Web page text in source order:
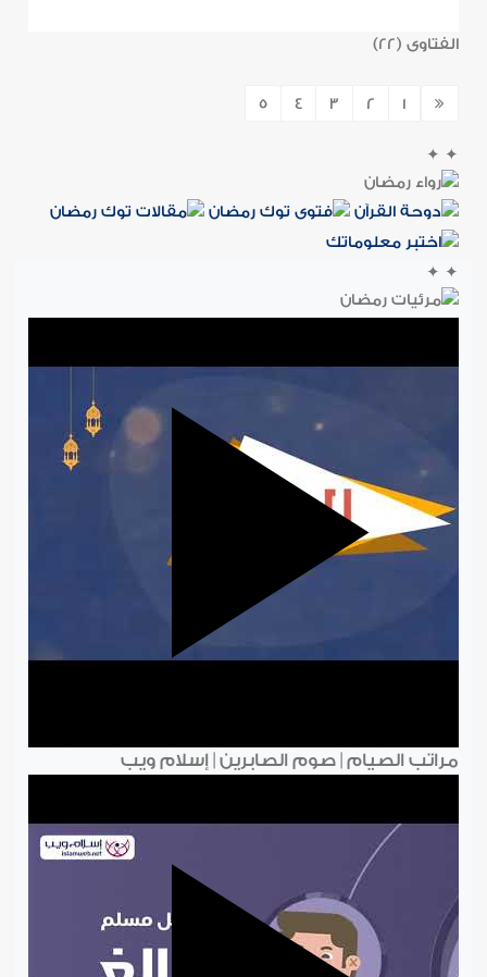
الفتاوى (22)
1
2
3
4
5
✦
✦
✦
✦
مراتب الصيام | صوم الصابرين | إسلام ويب